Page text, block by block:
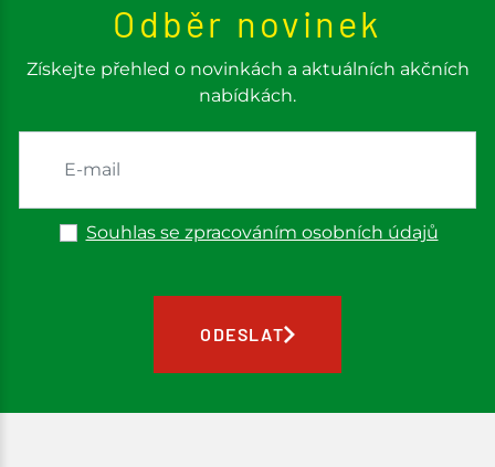
Odběr novinek
Získejte přehled o novinkách a aktuálních akčních
nabídkách.
Souhlas se zpracováním osobních údajů
ODESLAT